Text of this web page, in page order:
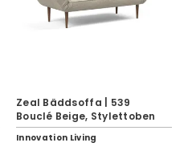
Zeal Bäddsoffa | 539
Bouclé Beige, Stylettoben
Innovation Living